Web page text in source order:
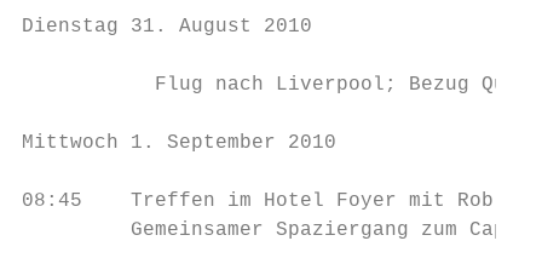
Dienstag 31. August 2010
Flug nach Liverpool; Bezug
Mittwoch 1. September 2010
08:45    Treffen im Hotel Foyer mit Rob
Gemeinsamer Spaziergang zum